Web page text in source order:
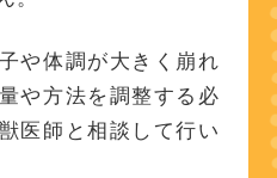
や体調が大きく崩れ
や方法を調整する必
医師と相談して行い